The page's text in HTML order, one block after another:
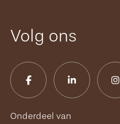
Volg ons
Onderdeel van